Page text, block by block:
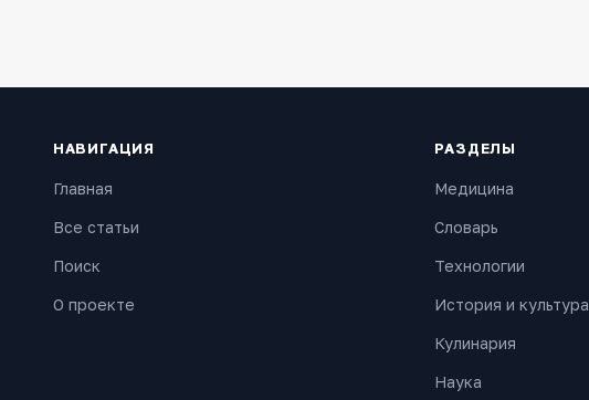
НАВИГАЦИЯ
Главная
Все статьи
Поиск
О проекте
РАЗДЕЛЫ
Медицина
Словарь
Технологии
История и культура
Кулинария
Наука